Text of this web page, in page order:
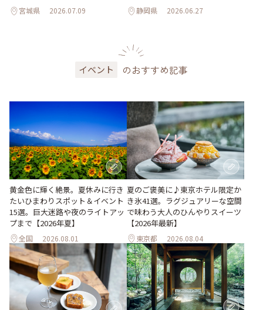
宮城県 2026.07.09 静岡県 2026.06.27
イベント のおすすめ記事
黄金色に輝く絶景。夏休みに行き
たいひまわりスポット＆イベント
15選。巨大迷路や夜のライトアッ
プまで【2026年夏】
全国 2026.08.01
夏のご褒美に♪東京ホテル限定か
き氷41選。ラグジュアリーな空間
で味わう大人のひんやりスイーツ
【2026年最新】
東京都 2026.08.04